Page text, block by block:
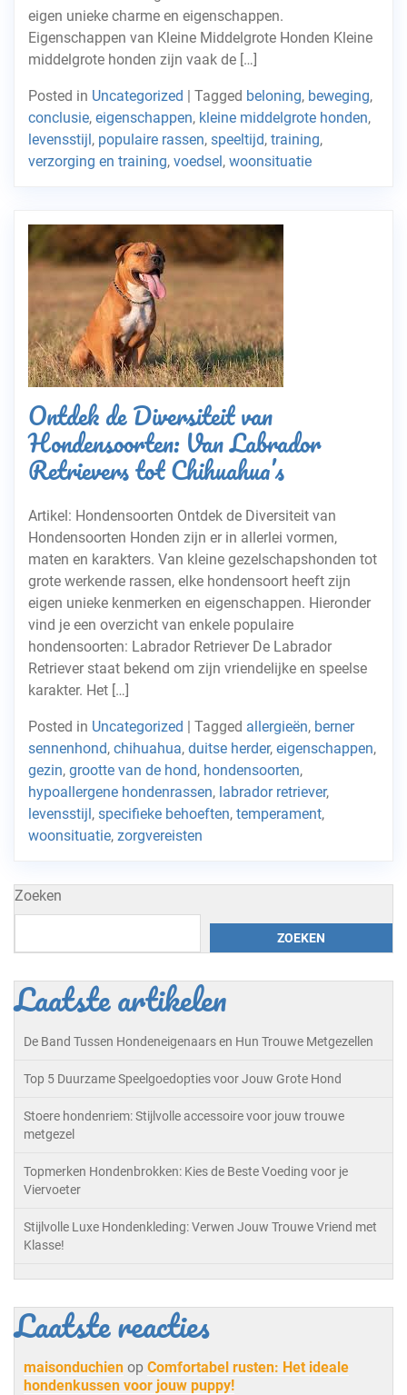
eigen unieke charme en eigenschappen.
Eigenschappen van Kleine Middelgrote Honden Kleine
middelgrote honden zijn vaak de […]
Posted in Uncategorized | Tagged beloning, beweging,
conclusie, eigenschappen, kleine middelgrote honden,
levensstijl, populaire rassen, speeltijd, training,
verzorging en training, voedsel, woonsituatie
Ontdek de Diversiteit van
Hondensoorten: Van Labrador
Retrievers tot Chihuahua’s
Artikel: Hondensoorten Ontdek de Diversiteit van
Hondensoorten Honden zijn er in allerlei vormen,
maten en karakters. Van kleine gezelschapshonden tot
grote werkende rassen, elke hondensoort heeft zijn
eigen unieke kenmerken en eigenschappen. Hieronder
vind je een overzicht van enkele populaire
hondensoorten: Labrador Retriever De Labrador
Retriever staat bekend om zijn vriendelijke en speelse
karakter. Het […]
Posted in Uncategorized | Tagged allergieën, berner
sennenhond, chihuahua, duitse herder, eigenschappen,
gezin, grootte van de hond, hondensoorten,
hypoallergene hondenrassen, labrador retriever,
levensstijl, specifieke behoeften, temperament,
woonsituatie, zorgvereisten
Zoeken
ZOEKEN
Laatste artikelen
De Band Tussen Hondeneigenaars en Hun Trouwe Metgezellen
Top 5 Duurzame Speelgoedopties voor Jouw Grote Hond
Stoere hondenriem: Stijlvolle accessoire voor jouw trouwe
metgezel
Topmerken Hondenbrokken: Kies de Beste Voeding voor je
Viervoeter
Stijlvolle Luxe Hondenkleding: Verwen Jouw Trouwe Vriend met
Klasse!
Laatste reacties
maisonduchien op Comfortabel rusten: Het ideale
hondenkussen voor jouw puppy!